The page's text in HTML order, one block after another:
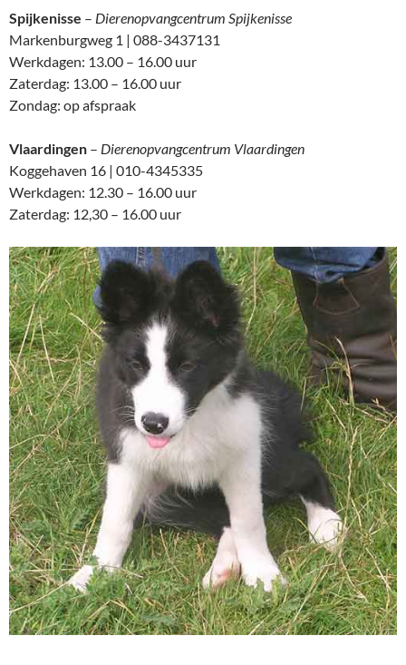
Spijkenisse – Dierenopvangcentrum Spijkenisse
Markenburgweg 1 | 088-3437131
Werkdagen: 13.00 – 16.00 uur
Zaterdag: 13.00 – 16.00 uur
Zondag: op afspraak
Vlaardingen – Dierenopvangcentrum Vlaardingen
Koggehaven 16 | 010-4345335
Werkdagen: 12.30 – 16.00 uur
Zaterdag: 12,30 – 16.00 uur